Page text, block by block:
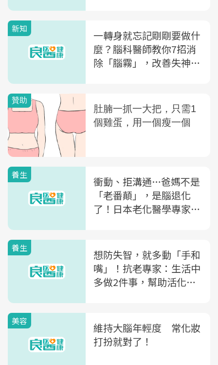
新知
一轉身就忘記剛剛要做什
麼？腦科醫師教你7招消
除「腦霧」，改善失神又
養生
衝動、拒溝通…爸媽不是
「老番顛」，是腦退化
了！日本老化醫學專家：
養生
想防失智，就多動「手和
嘴」！抗老專家：生活中
多做2件事，幫助活化大
美容
維持大腦年輕度 常化妝
打扮就對了！